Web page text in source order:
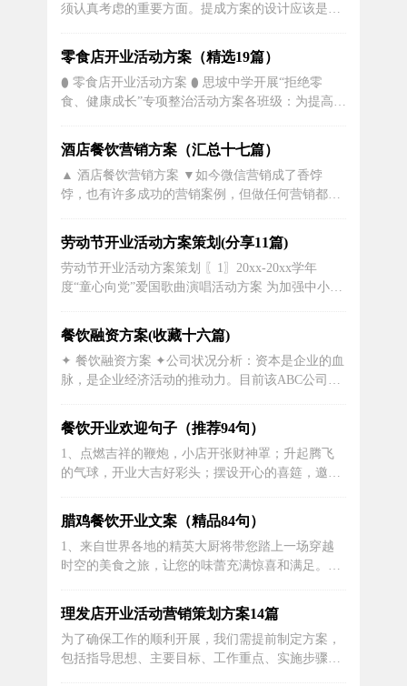
果。二、前期宣传方案：开业活动的...
须认真考虑的重要方面。提成方案的设计应该是一
全员之间的。在本文中，将介绍有关提成方案设计
的最佳实践，并为您提供一些建议，帮助您制定一
个公平、可衡量和能激励员工的提成方案。1. 了解
您的业务模式在制定提成计划之前...
零食店开业活动方案（精选19篇）
⬮ 零食店开业活动方案 ⬮ 思坡中学开展“拒绝零
食、健康成长”专项整治活动方案各班级：为提高全
园卫生环境，学校决定从11月24日起，对校园“吃零
食、乱扔垃圾现象”开展专项整治月活动。具体活动
方案如下：一、活动要求人人参与、拒绝零食；垃
圾不落地，文明又健康...
酒店餐饮营销方案（汇总十七篇）
▲ 酒店餐饮营销方案 ▼如今微信营销成了香饽
饽，也有许多成功的营销案例，但做任何营销都不
营销当然不一定是企业的救命稻草，以地方快餐店
微信营销为例。如何才能根据自己的现状去合理的
制定营销方案呢？下面是笔者一个朋友的快餐店一
些基本情况：在合肥市，他有四家分店，...
劳动节开业活动方案策划(分享11篇)
劳动节开业活动方案策划 〖1〗20xx-20xx学年
度“童心向党”爱国歌曲演唱活动方案 为加强中小学
会主义的情感，进一步丰富中小学生的精神文化生
活，结合体育艺术“2+2”活动的开展，加强社会主义
核心价值体系建设，特制定“童心向党”年度实施方
案。一、指导思想...
餐饮融资方案(收藏十六篇)
✦ 餐饮融资方案 ✦公司状况分析：资本是企业的血
脉，是企业经济活动的推动力。目前该ABC公司所
万元(按1美元约为7元)，国内配套资金需要3200万
元，且公司自由资金为1000万元，还需2400万元来
投产。鉴于目前国内外的经济形势特制定两套融资
方案。...
餐饮开业欢迎句子（推荐94句）
1、点燃吉祥的鞭炮，小店开张财神罩；升起腾飞
的气球，开业大吉好彩头；摆设开心的喜筵，邀请
弟还靠你帮忙！我要多多敬你酒哟！2、朋友新店
开业的祝福句子 篇一3、新店开业，送你一棵牡丹
花，愿花开富贵，财源广；送你一枝梅花，愿紫气
东升，财运旺；送你一句有钱花，愿生...
腊鸡餐饮开业文案（精品84句）
1、来自世界各地的精英大厨将带您踏上一场穿越
时空的美食之旅，让您的味蕾充满惊喜和满足。
的餐馆。新颖的菜单、舒适的用餐环境，以及热情
周到的服务，将为您呈献一次绝味美食之旅。3、
融合传统精髓，呈现古风餐饮的精湛之作。4、亲
爱的顾客，您的喜爱是我们最大的动力，感...
理发店开业活动营销策划方案14篇
为了确保工作的顺利开展，我们需提前制定方案，
包括指导思想、主要目标、工作重点、实施步骤、